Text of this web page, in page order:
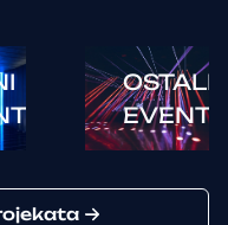
OSTALI
EVENTI